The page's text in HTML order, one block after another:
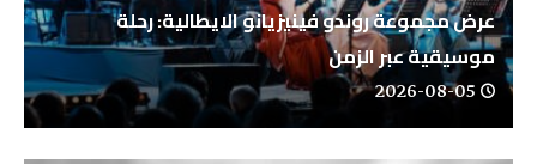
عرض مجموعة روندو فينيزيانو الايطالية: رحلة
موسيقية عبر الزمن
2026-08-05